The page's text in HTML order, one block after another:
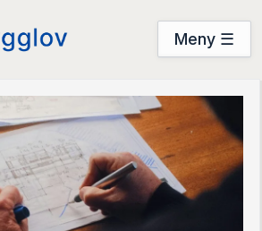
Meny ☰
Startsidan
Prova nu
Prova nu